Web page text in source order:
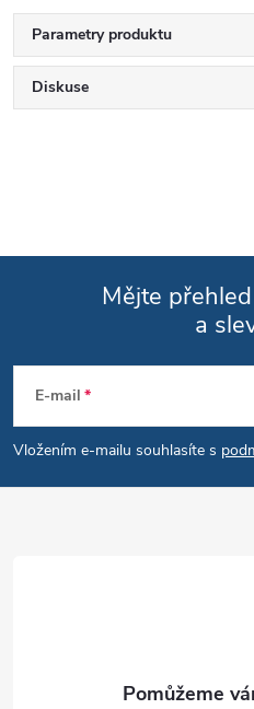
Parametry produktu
Diskuse
Mějte
a
E-mail
Vložením e-mailu souhlasíte s